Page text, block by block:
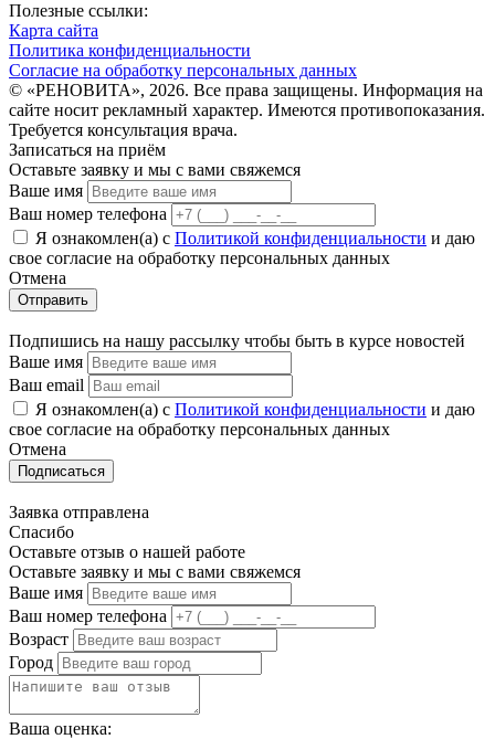
Полезные ссылки:
Карта сайта
Политика конфиденциальности
Согласие на обработку персональных данных
© «РЕНОВИТА», 2026. Все права защищены. Информация на
сайте носит рекламный характер. Имеются противопоказания.
Требуется консультация врача.
Записаться на приём
Оставьте заявку и мы с вами свяжемся
Ваше имя
Ваш номер телефона
Я ознакомлен(а) с Политикой конфиденциальности и даю
свое cогласие на обработку персональных данных
Отмена
Отправить
Подпишись на нашу рассылку чтобы быть в курсе новостей
Ваше имя
Ваш email
Я ознакомлен(а) с Политикой конфиденциальности и даю
свое cогласие на обработку персональных данных
Отмена
Подписаться
Заявка отправлена
Спасибо
Оставьте отзыв о нашей работе
Оставьте заявку и мы с вами свяжемся
Ваше имя
Ваш номер телефона
Возраст
Город
Ваша оценка: